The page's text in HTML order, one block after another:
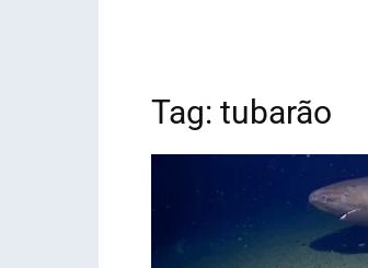
Tag: tubarão